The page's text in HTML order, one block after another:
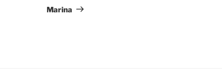
suivant
Marina